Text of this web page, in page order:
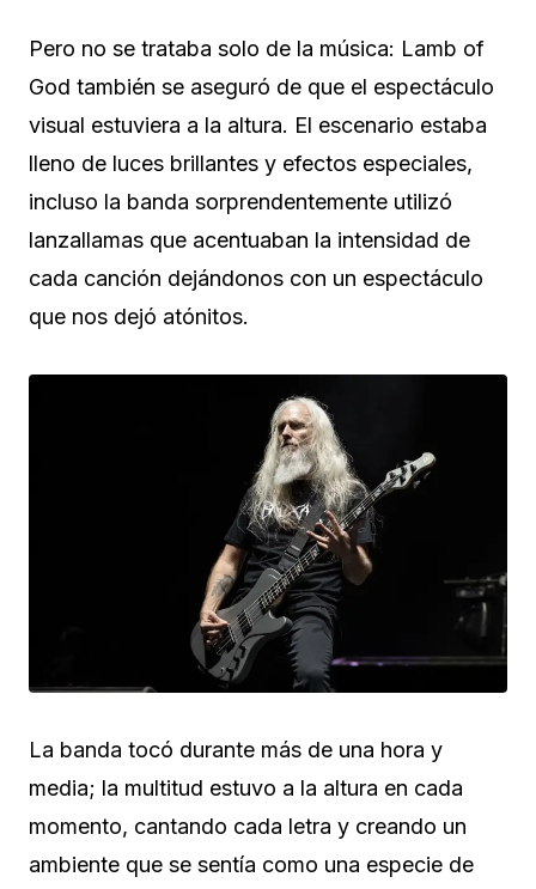
Pero no se trataba solo de la música: Lamb of
God también se aseguró de que el espectáculo
visual estuviera a la altura. El escenario estaba
lleno de luces brillantes y efectos especiales,
incluso la banda sorprendentemente utilizó
lanzallamas que acentuaban la intensidad de
cada canción dejándonos con un espectáculo
que nos dejó atónitos.
La banda tocó durante más de una hora y
media; la multitud estuvo a la altura en cada
momento, cantando cada letra y creando un
ambiente que se sentía como una especie de